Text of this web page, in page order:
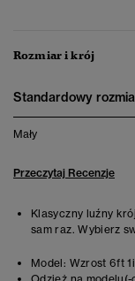
Rozmiar i krój
Standardowy
Mały
Przeczytaj Recenzje
Klasyczny luźny
sam raz. Wybierz
Model: Wzrost 6ft